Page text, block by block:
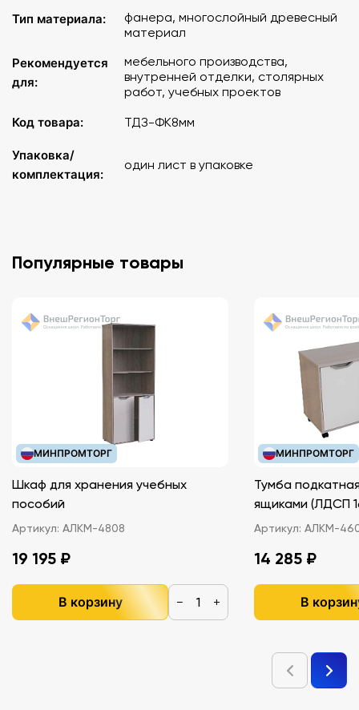
Тип материала:
фанера, многослойный древесный
материал
Рекомендуется
для:
мебельного производства,
внутренней отделки, столярных
работ, учебных проектов
Код товара:
ТДЗ-ФК8мм
Упаковка/
комплектация:
один лист в упаковке
Популярные товары
МИНПРОМТОРГ
Шкаф для хранения учебных
пособий
Артикул: АЛКМ-4808
19 195 ₽
В корзину − +
МИНПРОМТОРГ
Тумба
ящиками
Артикул: АЛКМ-
14 285 ₽
В